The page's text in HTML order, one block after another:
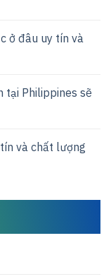
ở đâu uy tín và
tại Philippines sẽ
và chất lượng